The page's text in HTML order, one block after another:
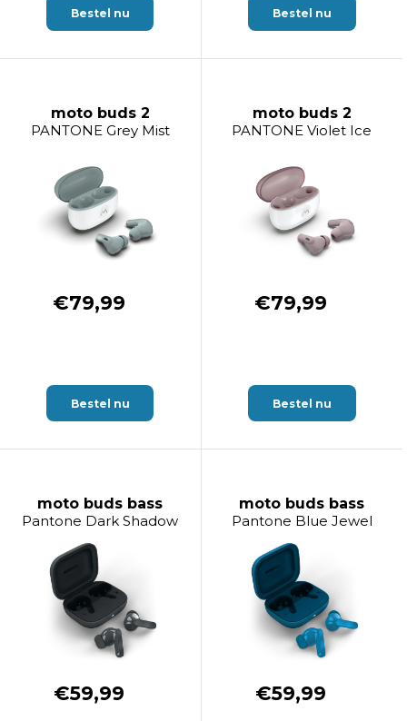
Bestel nu Bestel nu
moto buds 2
PANTONE Grey Mist
€79,99
Bestel nu
moto buds 2
PANTONE Violet Ice
€79,99
Bestel nu
moto buds bass
Pantone Dark Shadow
€59,99
moto buds bass
Pantone Blue Jewel
€59,99